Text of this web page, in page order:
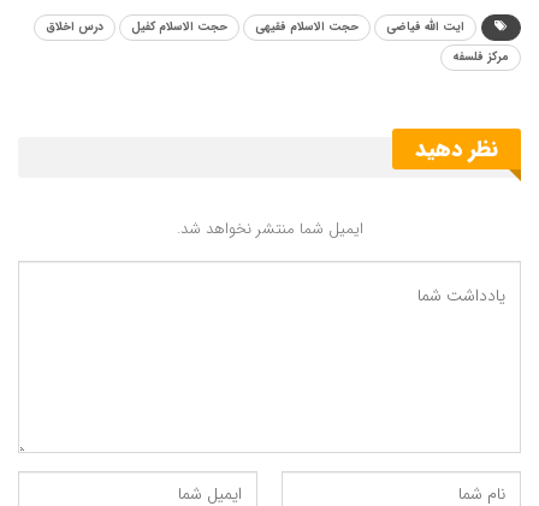
✅ هفته چهارم: حجت الاسلام و المسلمین کفیل
ایت الله فیاضی حجت الاسلام فقیهی حجت الاسلام کفیل
درس اخلاق
مرکز فلسفه
نظر دهید
ایمیل شما منتشر نخواهد شد.